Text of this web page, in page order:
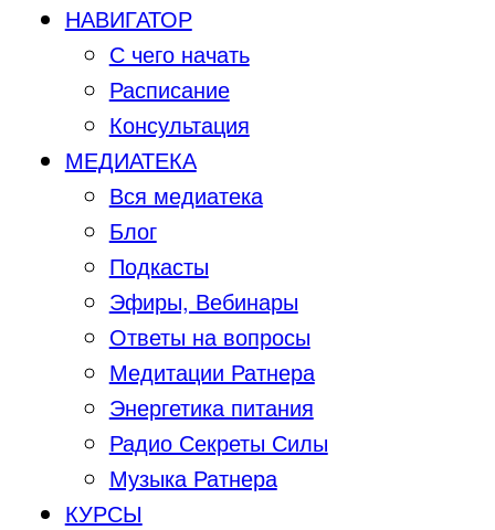
НАВИГАТОР
С чего начать
Расписание
Консультация
МЕДИАТЕКА
Вся медиатека
Блог
Подкасты
Эфиры, Вебинары
Ответы на вопросы
Медитации Ратнера
Энергетика питания
Радио Секреты Силы
Музыка Ратнера
КУРСЫ